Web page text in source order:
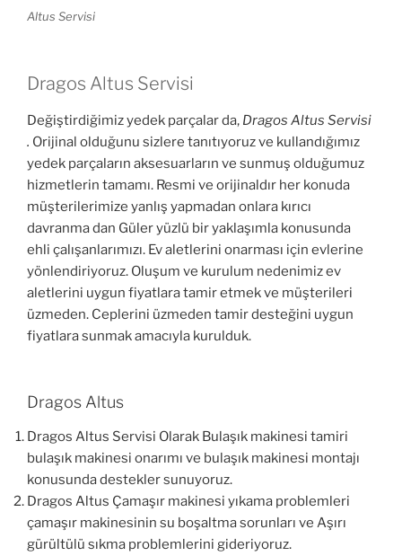
Altus Servisi
Dragos Altus Servisi
Değiştirdiğimiz yedek parçalar da, Dragos Altus Servisi
. Orijinal olduğunu sizlere tanıtıyoruz ve kullandığımız
yedek parçaların aksesuarların ve sunmuş olduğumuz
hizmetlerin tamamı. Resmi ve orijinaldır her konuda
müşterilerimize yanlış yapmadan onlara kırıcı
davranma dan Güler yüzlü bir yaklaşımla konusunda
ehli çalışanlarımızı. Ev aletlerini onarması için evlerine
yönlendiriyoruz. Oluşum ve kurulum nedenimiz ev
aletlerini uygun fiyatlara tamir etmek ve müşterileri
üzmeden. Ceplerini üzmeden tamir desteğini uygun
fiyatlara sunmak amacıyla kurulduk.
Dragos Altus
Dragos Altus Servisi Olarak Bulaşık makinesi tamiri
bulaşık makinesi onarımı ve bulaşık makinesi montajı
konusunda destekler sunuyoruz.
Dragos Altus Çamaşır makinesi yıkama problemleri
çamaşır makinesinin su boşaltma sorunları ve Aşırı
gürültülü sıkma problemlerini gideriyoruz.